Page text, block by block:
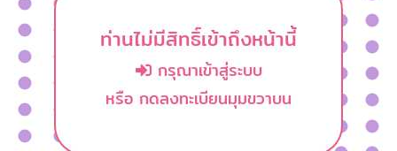
ท่านไม่มีสิทธิ์เข้าถึงหน้านี้
กรุณาเข้าสู่ระบบ
หรือ กดลงทะเบียนมุมขวาบน